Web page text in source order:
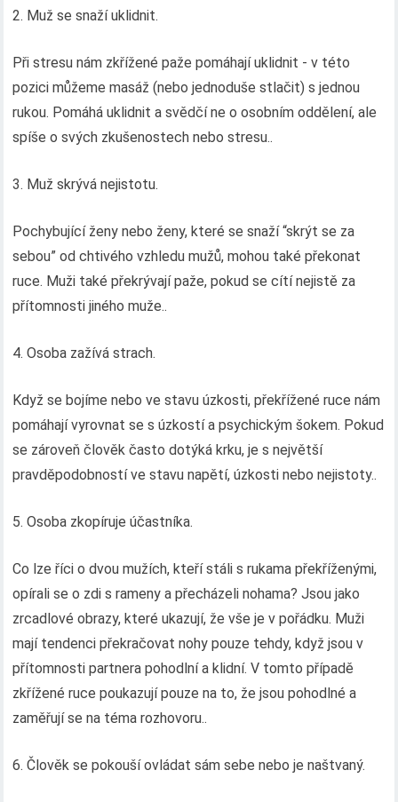
2. Muž se snaží uklidnit.
Při stresu nám zkřížené paže pomáhají uklidnit - v této
pozici můžeme masáž (nebo jednoduše stlačit) s jednou
rukou. Pomáhá uklidnit a svědčí ne o osobním oddělení, ale
spíše o svých zkušenostech nebo stresu..
3. Muž skrývá nejistotu.
Pochybující ženy nebo ženy, které se snaží “skrýt se za
sebou” od chtivého vzhledu mužů, mohou také překonat
ruce. Muži také překrývají paže, pokud se cítí nejistě za
přítomnosti jiného muže..
4. Osoba zažívá strach.
Když se bojíme nebo ve stavu úzkosti, překřížené ruce nám
pomáhají vyrovnat se s úzkostí a psychickým šokem. Pokud
se zároveň člověk často dotýká krku, je s největší
pravděpodobností ve stavu napětí, úzkosti nebo nejistoty..
5. Osoba zkopíruje účastníka.
Co lze říci o dvou mužích, kteří stáli s rukama překříženými,
opírali se o zdi s rameny a přecházeli nohama? Jsou jako
zrcadlové obrazy, které ukazují, že vše je v pořádku. Muži
mají tendenci překračovat nohy pouze tehdy, když jsou v
přítomnosti partnera pohodlní a klidní. V tomto případě
zkřížené ruce poukazují pouze na to, že jsou pohodlné a
zaměřují se na téma rozhovoru..
6. Člověk se pokouší ovládat sám sebe nebo je naštvaný.